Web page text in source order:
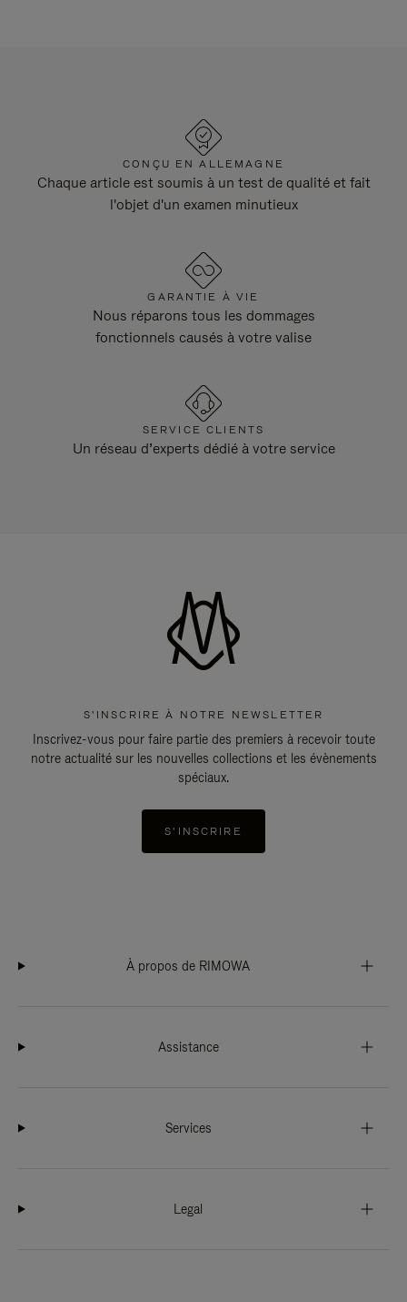
CONÇU EN ALLEMAGNE
Chaque article est soumis à un test de qualité et fait
l'objet d'un examen minutieux
GARANTIE À VIE
Nous réparons tous les dommages
fonctionnels causés à votre valise
SERVICE CLIENTS
Un réseau d’experts dédié à votre service
S'INSCRIRE À NOTRE NEWSLETTER
Inscrivez-vous pour faire partie des premiers à recevoir toute
notre actualité sur les nouvelles collections et les évènements
spéciaux.
S'INSCRIRE
À propos de RIMOWA
Assistance
Services
Legal